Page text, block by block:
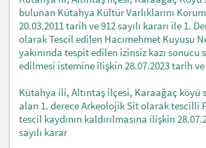
bulunan Kütahya Kültür Varlıklarını
20.03.2011 tarih ve 912 sayılı kararı ile 1.
olarak Tescil edilen Hacımehmet Kuyusu
yakınında tespit edilen izinsiz kazı sonucu
edilmesi istemine ilişkin 28.07.2023 tarih ve
Kütahya ili, Altıntaş ilçesi, Karaağaç köyü
alan 1. derece Arkeolojik Sit olarak tescilli
tescil kaydının kaldırılmasına ilişkin
sayılı karar